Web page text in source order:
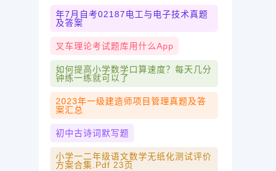
年7月自考02187电工与电子技术真题
及答案
叉车理论考试题库用什么app
如何提高小学数学口算速度？每天几分
钟练一练就可以了
2023年一级建造师项目管理真题及答
案汇总
初中古诗词默写题
小学一二年级语文数学无纸化测试评价
方案合集.pdf 23页